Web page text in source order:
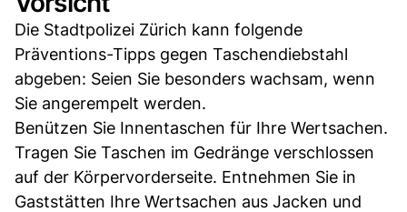
Die Stadtpolizei Zürich kann folgende
Präventions-Tipps gegen Taschendiebstahl
abgeben: Seien Sie besonders wachsam, wenn
Sie angerempelt werden.
Benützen Sie Innentaschen für Ihre Wertsachen.
Tragen Sie Taschen im Gedränge verschlossen
auf der Körpervorderseite. Entnehmen Sie in
Gaststätten Ihre Wertsachen aus Jacken und